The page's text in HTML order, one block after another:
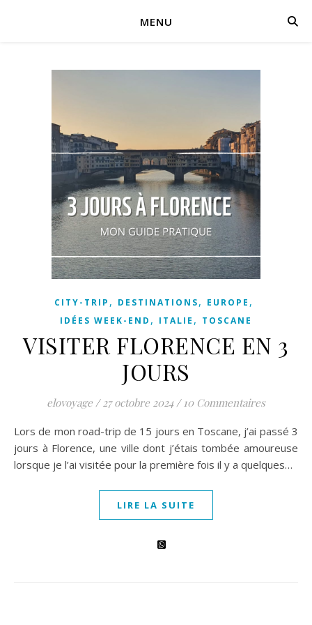
MENU
CITY-TRIP , DESTINATIONS, EUROPE ,
IDÉES WEEK-END , ITALIE , TOSCANE
VISITER FLORENCE EN 3
JOURS
elovoyage / 27 octobre 2024 / 10 Commentaires
Lors de mon road-trip de 15 jours en Toscane, j’ai passé 3
jours à Florence, une ville dont j’étais tombée amoureuse
lorsque je l’ai visitée pour la première fois il y a quelques…
LIRE LA SUITE